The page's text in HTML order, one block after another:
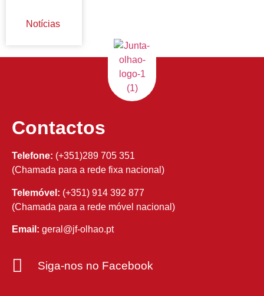
Notícias
Contactos
Telefone: (+351)289 705 351
(Chamada para a rede fixa nacional)
Telemóvel: (+351) 914 392 877
(Chamada para a rede móvel nacional)
Email: geral@jf-olhao.pt
Siga-nos no Facebook